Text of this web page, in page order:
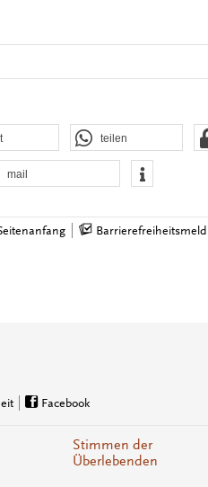
teilen
mail
Facebook
Stimmen der
Überlebenden